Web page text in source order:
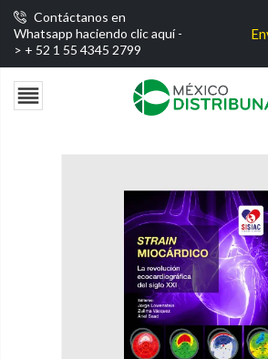
Contáctanos en
Whatsapp haciendo clic aquí -
> + 52 1 55 4345 2799
Envío
